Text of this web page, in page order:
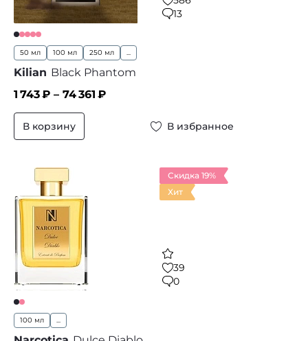
13
50 мл 100 мл 250 мл ...
Kilian Black Phantom
1 743₽ – 74 361 ₽
В корзину В избранное
Скидка 19%
Хит
39
0
100 мл ...